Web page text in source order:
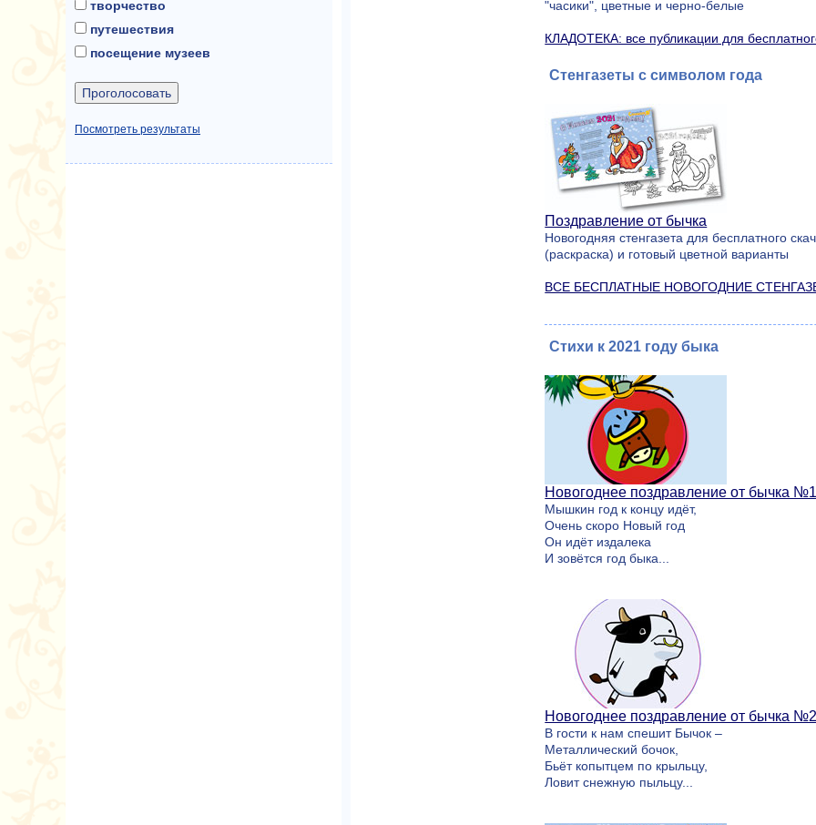
"часики", цветные и черно-белые
КЛАДОТЕКА: все публикации для
Стенгазеты с символом года
Поздравление от бычка
Новогодняя стенгазета для бесплатного
(раскраска) и готовый цветной варианты
ВСЕ БЕСПЛАТНЫЕ НОВОГОДНИЕ
Стихи к 2021 году быка
Новогоднее поздравление от бычка
Мышкин год к концу идёт,
Очень скоро Новый год
Он идёт издалека
И зовётся год быка...
Новогоднее поздравление от бычка
В гости к нам спешит Бычок –
Металлический бочок,
Бьёт копытцем по крыльцу,
Ловит снежную пыльцу...
творчество
путешествия
посещение музеев
Посмотреть результаты